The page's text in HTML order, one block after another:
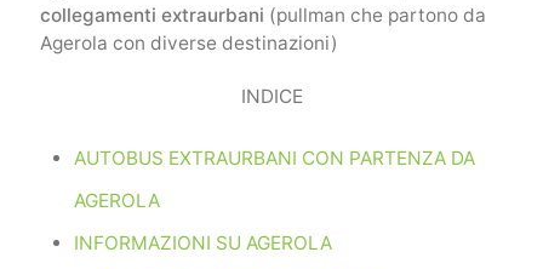
collegamenti extraurbani (pullman che partono da
Agerola con diverse destinazioni)
INDICE
AUTOBUS EXTRAURBANI CON PARTENZA DA
AGEROLA
INFORMAZIONI SU AGEROLA